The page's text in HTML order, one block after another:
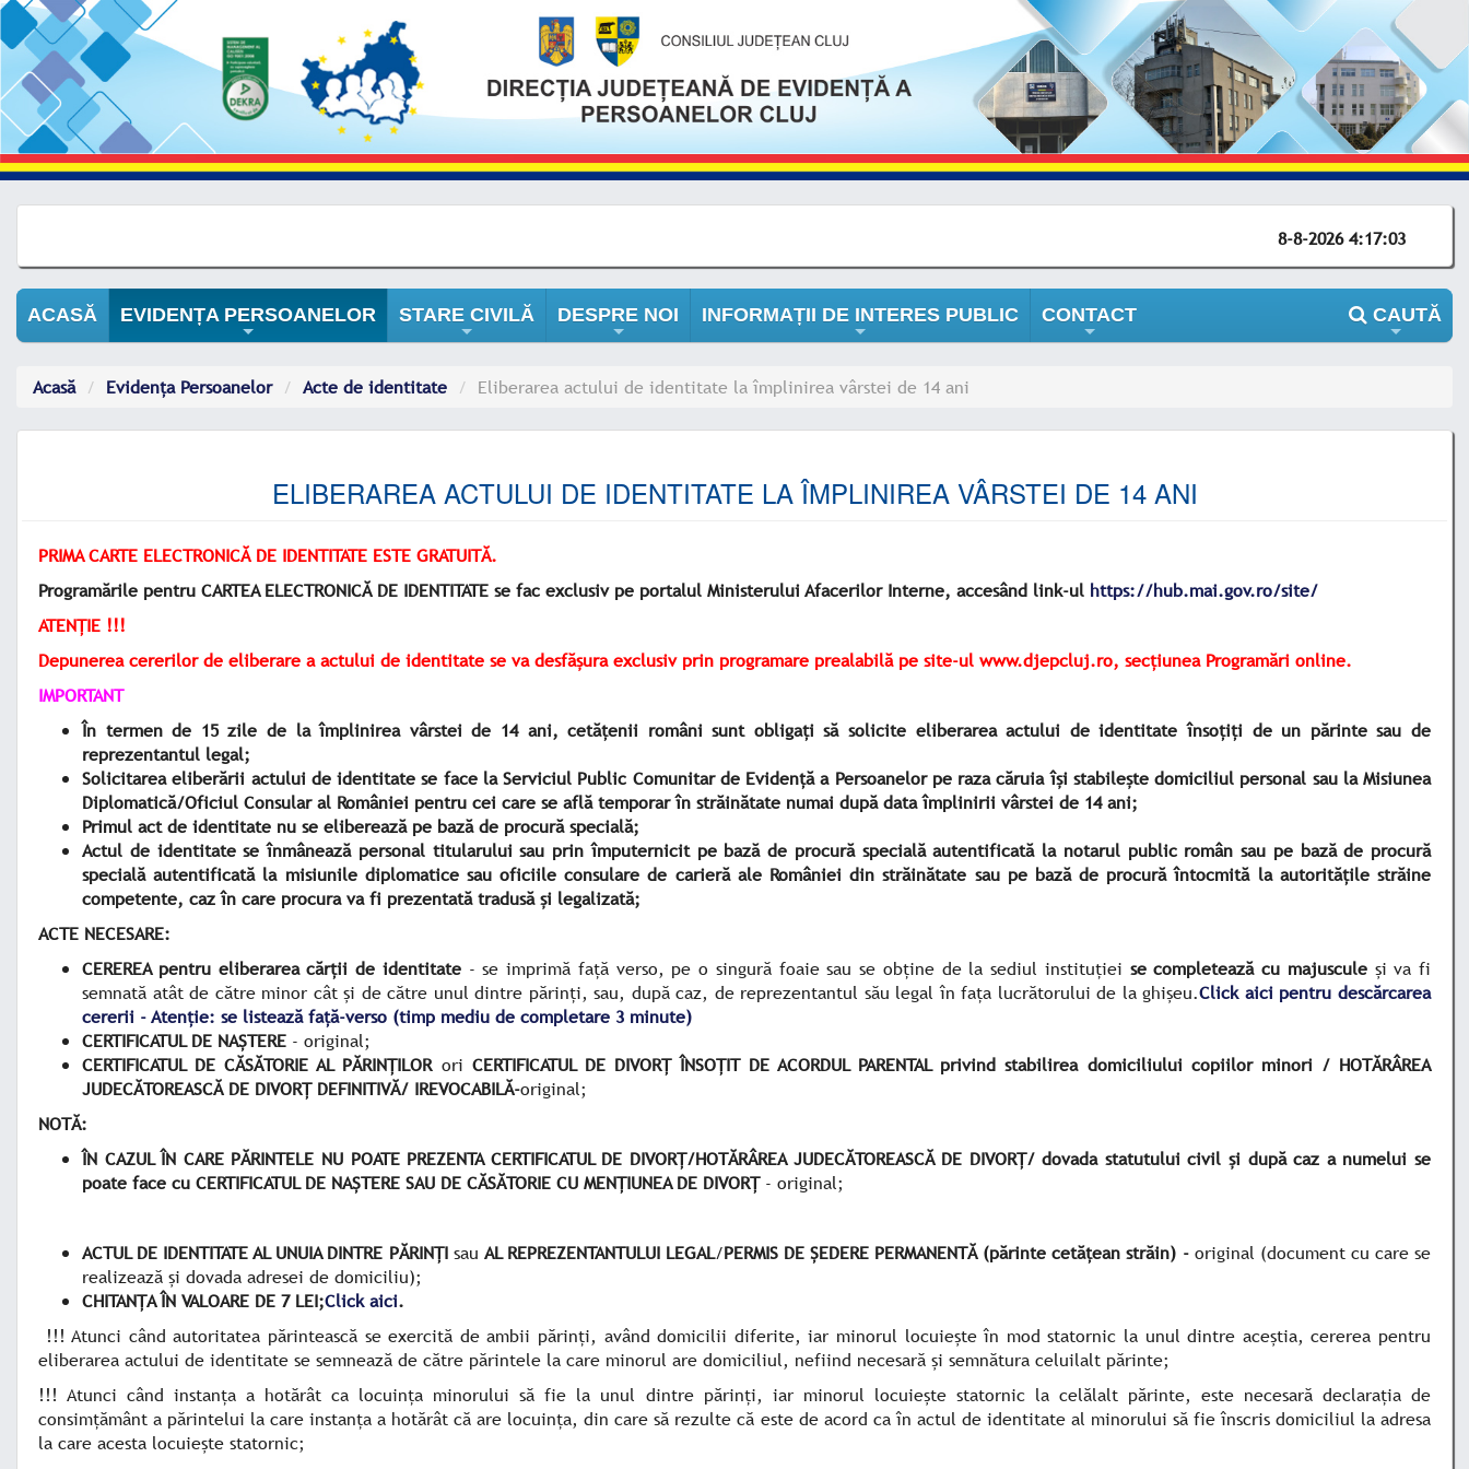
8-8-2026 4:17:03
ACASĂ EVIDENȚA PERSOANELOR STARE CIVILĂ DESPRE NOI INFORMAȚII DE INTERES PUBLIC CONTACT CAUTĂ
Acasă Evidența Persoanelor Acte de identitate Eliberarea actului de identitate la împlinirea vârstei de 14 ani
ELIBERAREA ACTULUI DE IDENTITATE LA ÎMPLINIREA VÂRSTEI DE 14 ANI
PRIMA CARTE ELECTRONICĂ DE IDENTITATE ESTE GRATUITĂ.
Programările pentru CARTEA ELECTRONICĂ DE IDENTITATE se fac exclusiv pe portalul Ministerului Afacerilor Interne, accesând link-ul https://hub.mai.gov.ro/site/
ATENȚIE !!!
Depunerea cererilor de eliberare a actului de identitate se va desfășura exclusiv prin programare prealabilă pe site-ul www.djepcluj.ro, secțiunea Programări online.
IMPORTANT
În termen de 15 zile de la împlinirea vârstei de 14 ani, cetăţenii români sunt obligaţi să solicite eliberarea actului de identitate însoțiți de un părinte sau de
reprezentantul legal;
Solicitarea eliberării actului de identitate se face la Serviciul Public Comunitar de Evidență a Persoanelor pe raza căruia își stabilește domiciliul personal sau la Misiunea
Diplomatică/Oficiul Consular al României pentru cei care se află temporar în străinătate numai după data împlinirii vârstei de 14 ani;
Primul act de identitate nu se eliberează pe bază de procură specială;
Actul de identitate se înmânează personal titularului sau prin împuternicit pe bază de procură specială autentificată la notarul public român sau pe bază de procură
specială autentificată la misiunile diplomatice sau oficiile consulare de carieră ale României din străinătate sau pe bază de procură întocmită la autoritățile străine
competente, caz în care procura va fi prezentată tradusă și legalizată;
ACTE NECESARE:
CEREREA pentru eliberarea cărţii de identitate- se imprimă faţă verso, pe o singură foaie sau se obţine de la sediul instituţiei se completează cu majusculeși va fi
semnată atât de către minor cât şi de către unul dintre părinţi, sau, după caz, de reprezentantul său legal în fața lucrătorului de la ghișeu.Click aici pentru descărcarea
cererii - Atenție: se listează față-verso (timp mediu de completare 3 minute)
CERTIFICATUL DE NAŞTERE - original;
CERTIFICATUL DE CĂSĂTORIE AL PĂRINŢILOR ori CERTIFICATUL DE DIVORŢ ÎNSOŢIT DE ACORDUL PARENTAL privind stabilirea domiciliului copiilor minori / HOTĂRÂREA
JUDECĂTOREASCĂ DE DIVORŢ DEFINITIVĂ/ IREVOCABILĂ-original;
NOTĂ:
ÎN CAZUL ÎN CARE PĂRINTELE NU POATE PREZENTA CERTIFICATUL DE DIVORȚ/HOTĂRÂREA JUDECĂTOREASCĂ DE DIVORȚ/ dovada statutului civil și după caz a numelui se
poate face cu CERTIFICATUL DE NAŞTERE SAU DE CĂSĂTORIE CU MENŢIUNEA DE DIVORŢ- original;
ACTUL DE IDENTITATE AL UNUIA DINTRE PĂRINŢIsau AL REPREZENTANTULUI LEGAL/PERMIS DE ȘEDERE PERMANENTĂ (părinte cetățean străin) -original (document cu care se
realizează şi dovada adresei de domiciliu);
CHITANȚA ÎN VALOARE DE 7 LEI;Click aici.
!!! Atunci când autoritatea părintească se exercită de ambii părinţi, având domicilii diferite, iar minorul locuieşte în mod statornic la unul dintre aceştia, cererea pentru
eliberarea actului de identitate se semnează de către părintele la care minorul are domiciliul, nefiind necesară şi semnătura celuilalt părinte;
!!! Atunci când instanţa a hotărât ca locuinţa minorului să fie la unul dintre părinţi, iar minorul locuieşte statornic la celălalt părinte, este necesară declaraţia de
consimţământ a părintelui la care instanţa a hotărât că are locuinţa, din care să rezulte că este de acord ca în actul de identitate al minorului să fie înscris domiciliul la adresa
la care acesta locuieşte statornic;